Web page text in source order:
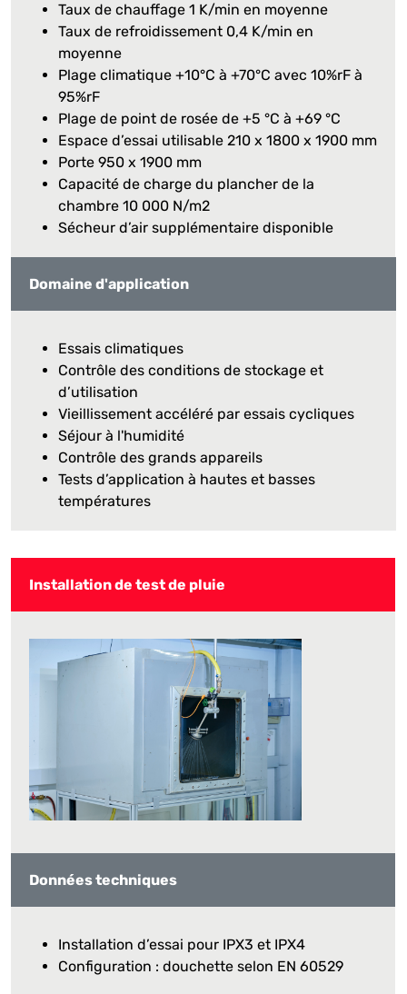
Taux de chauffage 1 K/min en moyenne
Taux de refroidissement 0,4 K/min en
moyenne
Plage climatique +10°C à +70°C avec 10%rF à
95%rF
Plage de point de rosée de +5 °C à +69 °C
Espace d’essai utilisable 210 x 1800 x 1900 mm
Porte 950 x 1900 mm
Capacité de charge du plancher de la
chambre 10 000 N/m2
Sécheur d’air supplémentaire disponible
Domaine d'application
Essais climatiques
Contrôle des conditions de stockage et
d’utilisation
Vieillissement accéléré par essais cycliques
Séjour à l'humidité
Contrôle des grands appareils
Tests d’application à hautes et basses
températures
Installation de test de pluie
Données techniques
Installation d’essai pour IPX3 et IPX4
Configuration : douchette selon EN 60529